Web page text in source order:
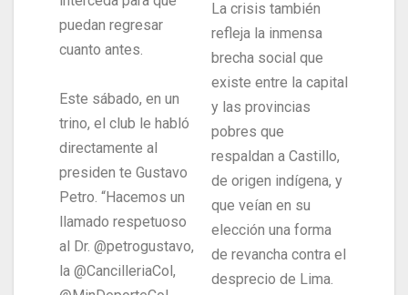
puedan regresar
cuanto antes.
Este sábado, en un
trino, el club le habló
directamente al
presiden te Gustavo
Petro. “Hacemos un
llamado respetuoso
al Dr. @petrogustavo,
la @CancilleriaCol,
La crisis también
refleja la inmensa
brecha social que
existe entre la capital
y las provincias
pobres que
respaldan a Castillo,
de origen indígena, y
que veían en su
elección una forma
de revancha contra el
desprecio de Lima.